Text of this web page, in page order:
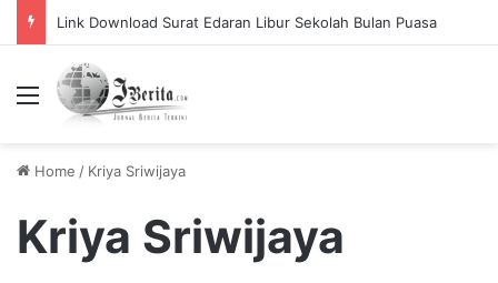
Link Download Surat Edaran Libur Sekolah Bulan Puasa
Menu
Home / Kriya Sriwijaya
Kriya Sriwijaya